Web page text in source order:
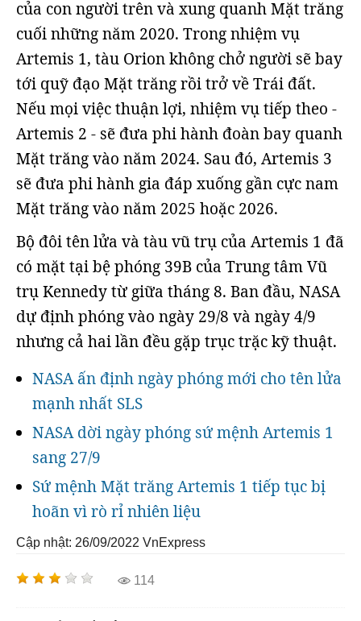
của con người trên và xung quanh Mặt trăng
cuối những năm 2020. Trong nhiệm vụ
Artemis 1, tàu Orion không chở người sẽ bay
tới quỹ đạo Mặt trăng rồi trở về Trái đất.
Nếu mọi việc thuận lợi, nhiệm vụ tiếp theo -
Artemis 2 - sẽ đưa phi hành đoàn bay quanh
Mặt trăng vào năm 2024. Sau đó, Artemis 3
sẽ đưa phi hành gia đáp xuống gần cực nam
Mặt trăng vào năm 2025 hoặc 2026.
Bộ đôi tên lửa và tàu vũ trụ của Artemis 1 đã
có mặt tại bệ phóng 39B của Trung tâm Vũ
trụ Kennedy từ giữa tháng 8. Ban đầu, NASA
dự định phóng vào ngày 29/8 và ngày 4/9
nhưng cả hai lần đều gặp trục trặc kỹ thuật.
NASA ấn định ngày phóng mới cho tên lửa
mạnh nhất SLS
NASA dời ngày phóng sứ mệnh Artemis 1
sang 27/9
Sứ mệnh Mặt trăng Artemis 1 tiếp tục bị
hoãn vì rò rỉ nhiên liệu
Cập nhật: 26/09/2022 VnExpress
114